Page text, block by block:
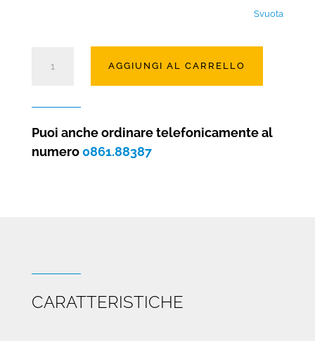
Svuota
75
frontale
AGGIUNGI AL CARRELLO
Puoi anche ordinare telefonicamente al
numero 0861.88387
CARATTERISTICHE